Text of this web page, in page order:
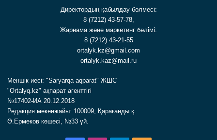
Директордың қабылдау бөлмесі:
8 (7212) 43-57-78,
Жарнама және маркетинг бөлімі:
8 (7212) 43-21-55
ortalyk.kz@gmail.com
ortalyk.kaz@mail.ru
Меншік иесі: "Saryarqa aqparat" ЖШС
"Ortalyq.kz" ақпарат агенттігі
№17402-ИА 20.12.2018
Редакция мекенжайы: 100009, Қарағанды қ.
Ә.Ермеков көшесі, №33 үй.